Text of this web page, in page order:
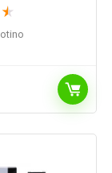
★
Notino